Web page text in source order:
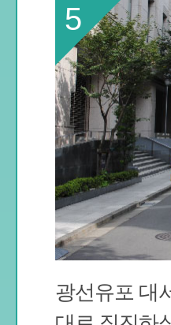
5
광선유포 대